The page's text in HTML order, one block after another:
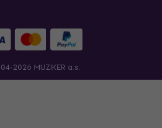
2026 MUZIKER a.s.